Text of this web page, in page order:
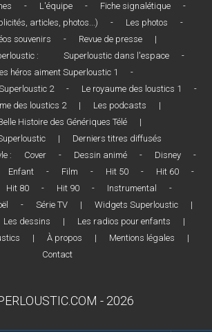
- L'équipe - Fiche signalétique
-
articles, photos...)
- Les photos
-
souvenirs
- Revue de presse
|
:
Superloustic dans l'espace
-
héros aiment Superloustic 1
-
2
- Le royaume des loustics 1
-
des loustics 2
| Les podcasts
|
Histoire des Génériques Télé
|
|
Derniers titres diffusés
:
Cover - Dessin animé - Disney
-
Enfant - Film - Hit 50 - Hit 60
-
Hit 80 - Hit 90 - Instrumental
-
- Série TV | Widgets Superloustic
|
Les dessins | Les radios pour enfants
|
| À propos | Mentions légales
|
Contact
- 2026